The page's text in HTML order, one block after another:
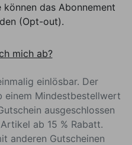
das Abonnement
(Opt-out).
mich ab?
einlösbar. Der
einem Mindestbestellwert
ausgeschlossen
ab 15 % Rabatt.
anderen Gutscheinen